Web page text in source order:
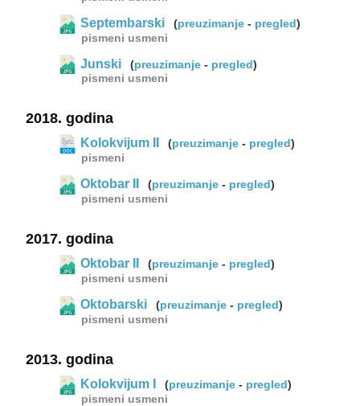
Septembarski (preuzimanje - pregled)
pismeni usmeni
Junski (preuzimanje - pregled)
pismeni usmeni
2018. godina
Kolokvijum II (preuzimanje - pregled)
pismeni
Oktobar II (preuzimanje - pregled)
pismeni usmeni
2017. godina
Oktobar II (preuzimanje - pregled)
pismeni usmeni
Oktobarski (preuzimanje - pregled)
pismeni usmeni
2013. godina
Kolokvijum I (preuzimanje - pregled)
pismeni usmeni